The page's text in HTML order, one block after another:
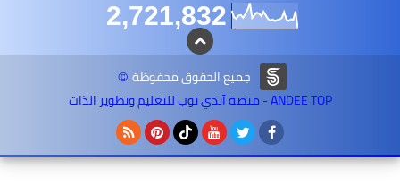
2,721,832
جميع الحقوق محفوظة ©
ANDEE TOP - منصة آندي توب للتعليم وتطوير الذات